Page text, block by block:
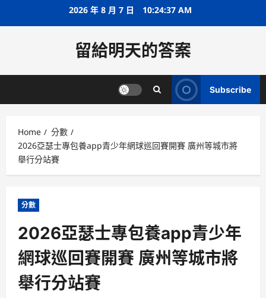
2026 年 8 月 7 日 10:24:37 AM
留給明天的答案
Subscribe
Home
分數
2026亞瑟士專包養app青少年網球巡回賽開賽 廣州等城市將
舉行分站賽
分數
2026亞瑟士專包養app青少年
網球巡回賽開賽 廣州等城市將
舉行分站賽